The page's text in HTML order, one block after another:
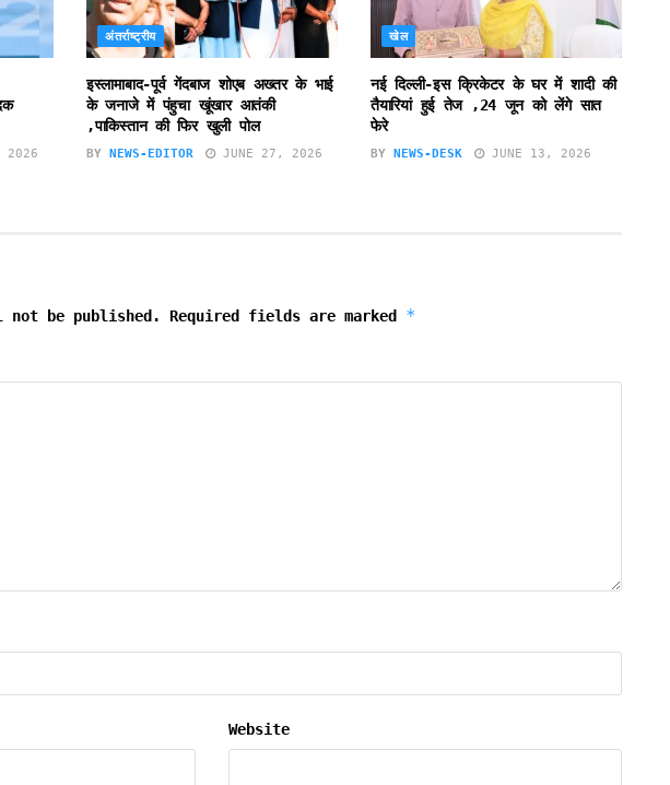
अंतर्राष्ट्रीय
इस्लामाबाद-पूर्व गेंदबाज शोएब अख्तर के भाई
के जनाजे में पंहुचा खूंखार आतंकी
,पाकिस्तान की फिर खुली पोल
BY NEWS-EDITOR JUNE 27, 2026
खेल
नई दिल्ली-इस क्रिकेटर के घर में शादी की
तैयारियां हुई तेज ,24 जून को लेंगे सात
फेरे
BY NEWS-DESK JUNE 13, 2026
not be published. Required fields are marked *
Website